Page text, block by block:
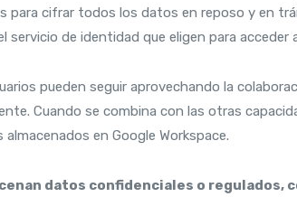
para cifrar todos los datos en reposo y en
de identidad que eligen para acceder
pueden seguir aprovechando la
Cuando se combina con las otras
en Google Workspace.
datos confidenciales o regulados,